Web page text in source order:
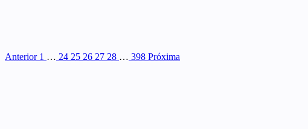
Anterior 1 … 24 25 26 27 28 … 398 Próxima